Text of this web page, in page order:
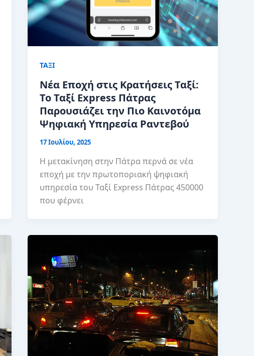
ΤΑΞΙ
Νέα Εποχή στις Κρατήσεις Ταξί:
Το Ταξί Express Πάτρας
Παρουσιάζει την Πιο Καινοτόμα
Ψηφιακή Υπηρεσία Ραντεβού
17 Ιουλίου, 2025
Η μετακίνηση στην Πάτρα περνά σε νέα
εποχή με την πρωτοποριακή ψηφιακή
υπηρεσία του Ταξί Express Πάτρας 450000
που φέρνει